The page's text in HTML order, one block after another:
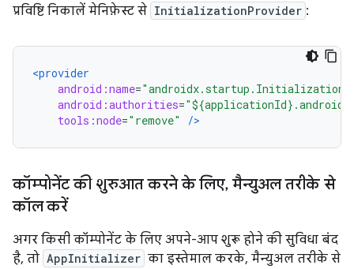
प्रविष्टि निकालें मेनिफ़ेस्ट से InitializationProvider :
<provider
android:name=
android:authorities=
tools:node="remove" />
कॉम्पोनेंट की शुरुआत करने के लिए, मैन्युअल तरीके से
कॉल करें
अगर किसी कॉम्पोनेंट के लिए अपने-आप शुरू होने की सुविधा बंद
है, तो AppInitializer का इस्तेमाल करके, मैन्युअल तरीके से